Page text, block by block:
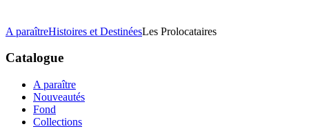
A paraîtreHistoires et DestinéesLes Prolocataires
Catalogue
A paraître
Nouveautés
Fond
Collections